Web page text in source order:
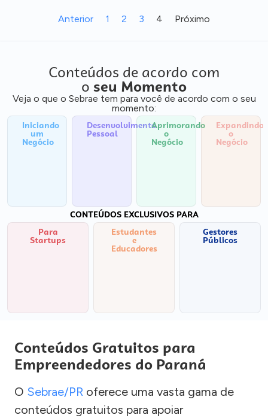
Anterior 1 2 3 4 Próximo
Conteúdos de acordo com
o seu Momento
Veja o que o Sebrae tem para você de acordo com o seu
momento:
Iniciando
um
Negócio
Desenvolvimento
Pessoal
Aprimorando
o
Negócio
Expandindo
o
Negócio
CONTEÚDOS EXCLUSIVOS PARA
Para
Startups
Estudantes
e
Educadores
Gestores
Públicos
Conteúdos Gratuitos para
Empreendedores do Paraná
O Sebrae/PR oferece uma vasta gama de
conteúdos gratuitos para apoiar